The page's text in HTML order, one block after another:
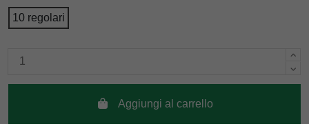
10 regolari
Aggiungi al carrello